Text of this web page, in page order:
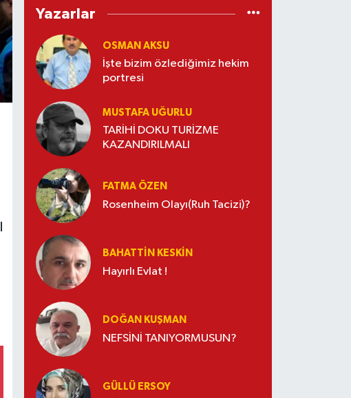
Yazarlar
OSMAN AKSU
İşte bizim özlediğimiz hekim
portresi
MUSTAFA UĞURLU
TARİHİ DOKU TURİZME
KAZANDIRILMALI
FATMA ÖZEN
Rosenheim Olayı(Ruh Tacizi)?
BAHATTIN KESKİN
Hayırlı Evlat !
DOĞAN KUŞMAN
NEFSİNİ TANIYORMUSUN?
GÜLLÜ ERSOY